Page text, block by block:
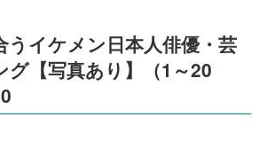
うイケメン日本人俳優・芸
グ【写真あり】（1～20